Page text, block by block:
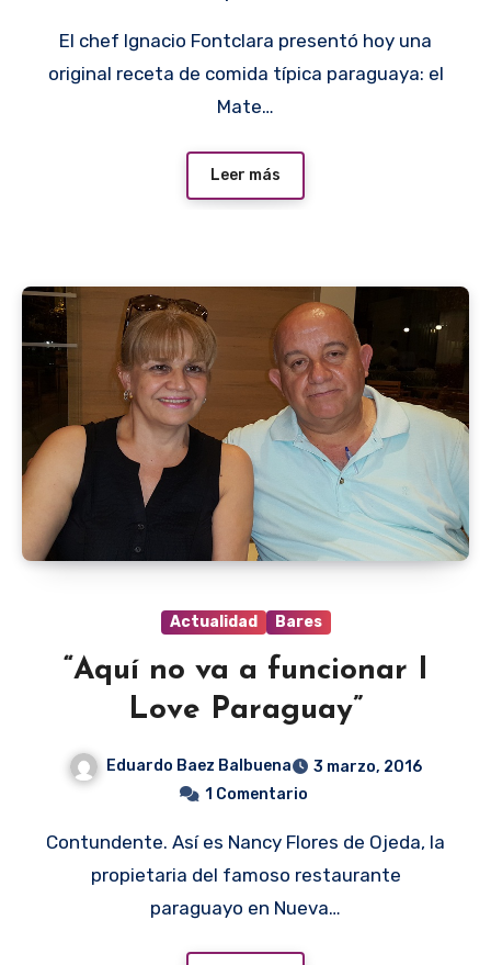
El chef Ignacio Fontclara presentó hoy una
original receta de comida típica paraguaya: el
Mate…
Leer más
Actualidad Bares
“Aquí no va a funcionar I
Love Paraguay”
Eduardo Baez Balbuena
3 marzo, 2016
1 Comentario
Contundente. Así es Nancy Flores de Ojeda, la
propietaria del famoso restaurante
paraguayo en Nueva…